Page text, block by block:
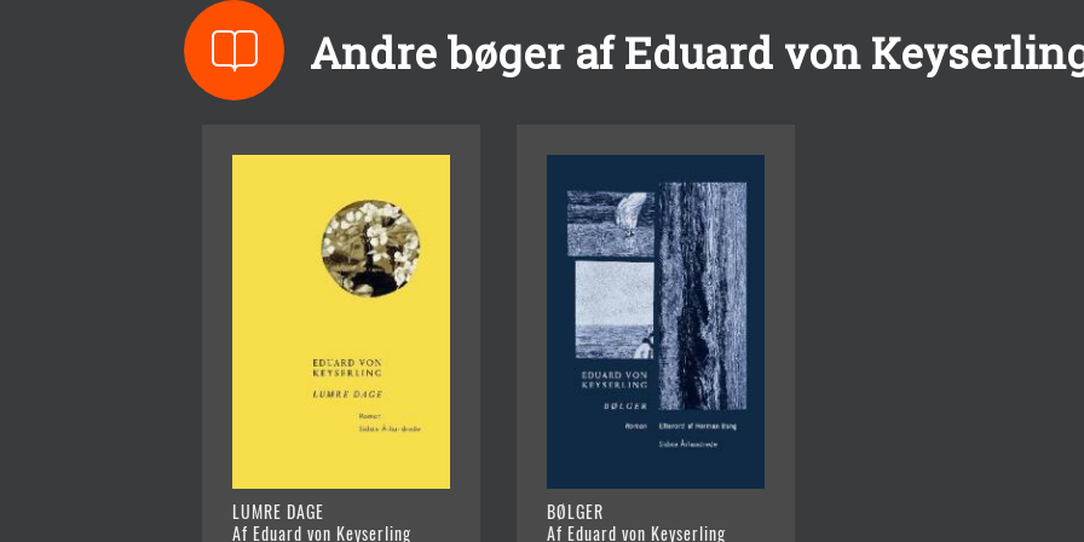
Andre bøger af Eduard von
LUMRE DAGE
Af Eduard von Keyserling
BØLGER
Af Eduard von Keyserling